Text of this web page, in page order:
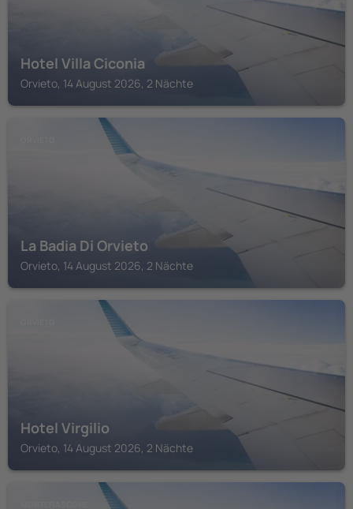
Hotel Villa Ciconia
Orvieto, 14 August 2026, 2 Nächte
La Badia Di Orvieto
Orvieto, 14 August 2026, 2 Nächte
Hotel Virgilio
Orvieto, 14 August 2026, 2 Nächte